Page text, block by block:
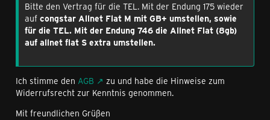
Bitte den Vertrag für die TEL. Mit der Endung 175 wieder
auf congstar Allnet Flat M mit GB+ umstellen, sowie
für die TEL. Mit der Endung 746 die Allnet Flat (8gb)
auf allnet flat S extra umstellen.
Ich stimme den AGB
zu und habe die Hinweise zum
Widerrufsrecht zur Kenntnis genommen.
Mit freundlichen Grüßen